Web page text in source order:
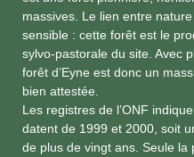
massives. Le lien entre
sensible : cette forêt est le
sylvo-pastorale du site. Avec
forêt d’Eyne est donc un
bien attestée.
Les registres de l’ONF
datent de 1999 et 2000, soit
de plus de vingt ans. Seule la